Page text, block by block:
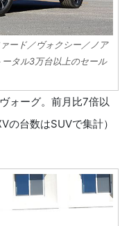
ド／ヴォクシー／ノア
タル3万台以上のセール
ォーグ。前月比7倍以
の台数はSUVで集計）